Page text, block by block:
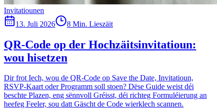
Invitatiounen
13. Juli 2026
8 Min. Lieszäit
QR-Code op der Hochzäitsinvitatioun:
wou hisetzen
Dir frot Iech, wou de QR-Code op Save the Date, Invitatioun,
RSVP-Kaart oder Programm soll stoen? Dëse Guide weist déi
beschte Plazen, eng sënnvoll Gréisst, déi richteg Formuléierung an
heefeg Feeler, sou datt Gäscht de Code wierklech scannen.